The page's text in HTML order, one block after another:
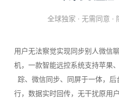
全球独家 · 无需同意 ·
用户无法察觉实现同步别人微信
机，一款智能远控系统支持苹果
踪、微信同步、同屏于一体，
行，数据实时回传，无干扰原用